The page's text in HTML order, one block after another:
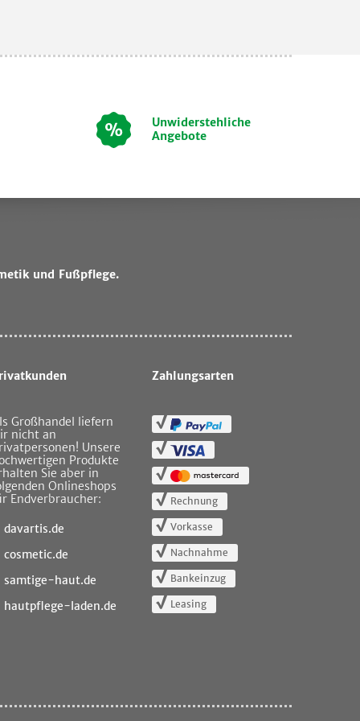
Unwiderstehliche
Angebote
und Fußpflege.
Großhandel liefern
nicht an
Unsere
Produkte
Sie aber in
Onlineshops
Endverbraucher:
davartis.de
cosmetic.de
samtige-haut.de
hautpflege-laden.de
Zahlungsarten
Rechnung
Vorkasse
Nachnahme
Bankeinzug
Leasing